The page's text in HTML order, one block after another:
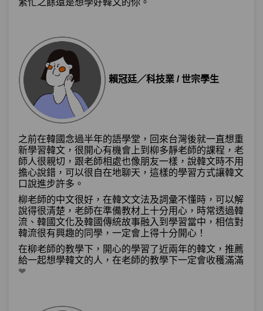
賴冠廷／科技業 / 世宗學生
之前在韓國念過半年的語學堂，回來台灣後就一直想重
新學習韓文，很開心有機會上到柳多靜老師的課程，老
師人很親切，跟老師相處也像朋友一樣，說韓文時不用
擔心說錯，可以很自在地聊天，這樣的學習方式讓韓文
口說進步許多。
柳老師的中文很好，在韓文文法及詞彙不懂時，可以解
說得很清楚，老師在準備教材上十分用心，時常透過韓
流、韓國文化及韓國傳統故事融入到學習當中，相信對
韓流很有興趣的同學，一定會上得十分開心！
在柳老師的教學下，開心的學習了近兩年的韓文，推薦
給一起想學韓文的人，在老師的教學下一定會收穫滿滿
❤